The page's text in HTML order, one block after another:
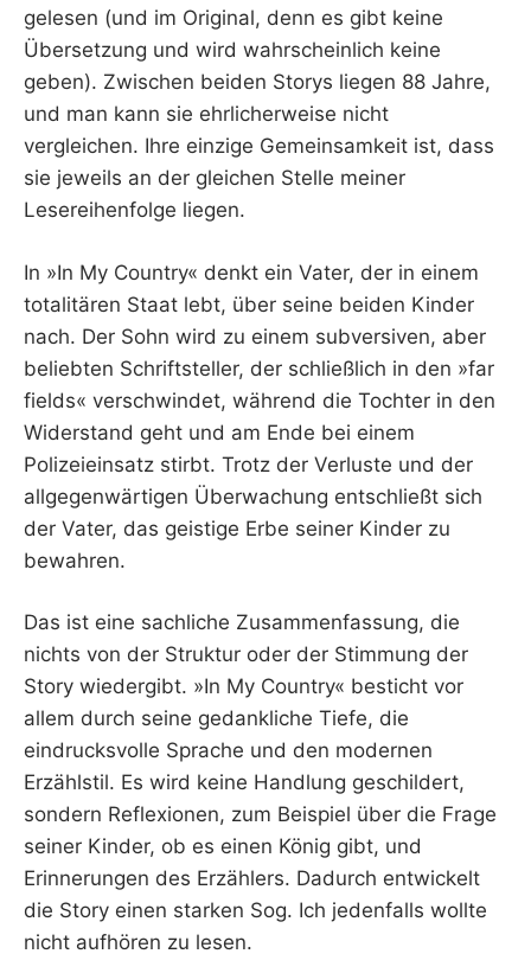
gelesen (und im Original, denn es gibt keine
Übersetzung und wird wahrscheinlich keine
geben). Zwischen beiden Storys liegen 88 Jahre,
und man kann sie ehrlicherweise nicht
vergleichen. Ihre einzige Gemeinsamkeit ist, dass
sie jeweils an der gleichen Stelle meiner
Lesereihenfolge liegen.
In »In My Country« denkt ein Vater, der in einem
totalitären Staat lebt, über seine beiden Kinder
nach. Der Sohn wird zu einem subversiven, aber
beliebten Schriftsteller, der schließlich in den »far
fields« verschwindet, während die Tochter in den
Widerstand geht und am Ende bei einem
Polizeieinsatz stirbt. Trotz der Verluste und der
allgegenwärtigen Überwachung entschließt sich
der Vater, das geistige Erbe seiner Kinder zu
bewahren.
Das ist eine sachliche Zusammenfassung, die
nichts von der Struktur oder der Stimmung der
Story wiedergibt. »In My Country« besticht vor
allem durch seine gedankliche Tiefe, die
eindrucksvolle Sprache und den modernen
Erzählstil. Es wird keine Handlung geschildert,
sondern Reflexionen, zum Beispiel über die Frage
seiner Kinder, ob es einen König gibt, und
Erinnerungen des Erzählers. Dadurch entwickelt
die Story einen starken Sog. Ich jedenfalls wollte
nicht aufhören zu lesen.